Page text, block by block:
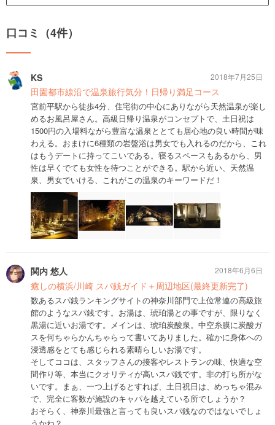
口コミ（4件）
KS
田園都市線沿で温泉旅行気分！日帰り満足コース
宮前平駅から徒歩4分、住宅街の中心にありながら天然温泉が楽し
めるお風呂屋さん。高級日帰り温泉がコンセプトで、土日祝は
1500円の入場料ながら豊富な温泉ととても居心地の良い時間が味
わえる。おまけに6種類の岩盤浴は男女でも入れるのだから、これ
はもうデートに持ってこいである。寝るスペースもあるから、男
性は早くでても女性を待つことができる。駅から近い、天然温
泉、男女でいける、これがこの温泉のキーワードだ！
2018年7月25日
関内 悠人
癒しの横浜/川崎 スパ銭ガイド＋周辺地区(最終更新完了)
数あるスパ銭ランキングサイトの神奈川部門で上位常連の高級旅
館のようなスパ銭です。お湯は、琥珀湯との事ですが、限りなく
黒湯に近いお湯です。メインは、琥珀炭酸泉。中空糸膜に炭酸ガ
スを何ちゃらかんちゃらって書いてありました。確かに身体への
浸透感をとても感じられる素晴らしいお湯です。
そしてココは、スタッフさんの接客やレストランの味、快適な空
間作り等、本当にクオリティが高いスパ銭です。非の打ち所がな
いです。まぁ、一つ上げるとすれば、土日祝日は、めっちゃ混み
で、完全に客数が施設のキャパを越えている所でしょうか？
おそらく、神奈川最強と言っても良いスパ銭なのではないでしょ
2018年6月6日